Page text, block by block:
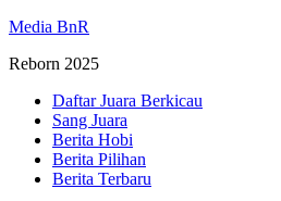
Media BnR
Reborn 2025
Daftar Juara Berkicau
Sang Juara
Berita Hobi
Berita Pilihan
Berita Terbaru